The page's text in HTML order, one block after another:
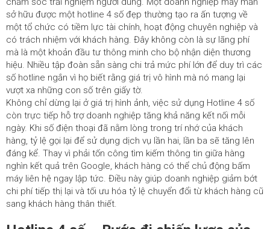
sở hữu được một hotline 4 số đẹp thường tạo ra ấn tượng về
một tổ chức có tiềm lực tài chính, hoạt động chuyên nghiệp và
có trách nhiệm với khách hàng. Đây không còn là sự lãng phí
mà là một khoản đầu tư thông minh cho bộ nhận diện thương
hiệu. Nhiều tập đoàn sẵn sàng chi trả mức phí lớn để duy trì các
số hotline ngắn vì họ biết rằng giá trị vô hình mà nó mang lại
vượt xa những con số trên giấy tờ.
Không chỉ dừng lại ở giá trị hình ảnh, việc sử dụng Hotline 4 số
còn trực tiếp hỗ trợ doanh nghiệp tăng khả năng kết nối mỗi
ngày. Khi số điện thoại đã nằm lòng trong trí nhớ của khách
hàng, tỷ lệ gọi lại để sử dụng dịch vụ lần hai, lần ba sẽ tăng lên
đáng kể. Thay vì phải tốn công tìm kiếm thông tin giữa hàng
nghìn kết quả trên Google, khách hàng có thể chủ động bấm
máy liên hệ ngay lập tức. Điều này giúp doanh nghiệp giảm bớt
chi phí tiếp thị lại và tối ưu hóa tỷ lệ chuyển đổi từ khách hàng cũ
sang khách hàng thân thiết.